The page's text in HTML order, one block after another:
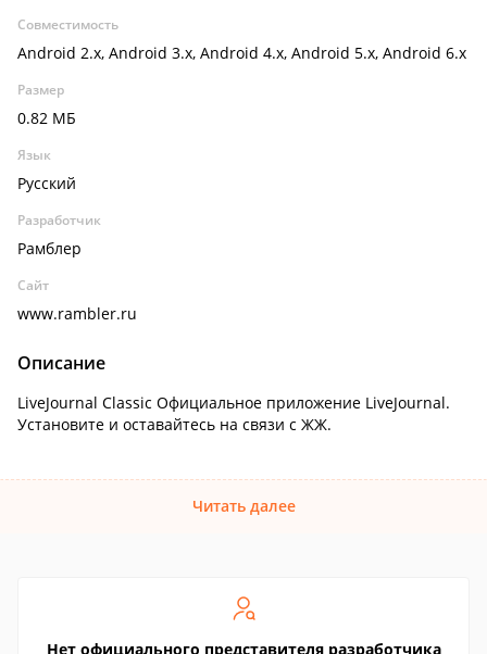
Совместимость
Android 2.x, Android 3.x, Android 4.x, Android 5.x, Android 6.x
Размер
0.82 МБ
Язык
Русский
Разработчик
Рамблер
Сайт
www.rambler.ru
Описание
LiveJournal Classic Официальное приложение LiveJournal.
Установите и оставайтесь на связи с ЖЖ.
Читать далее
Нет официального представителя разработчика